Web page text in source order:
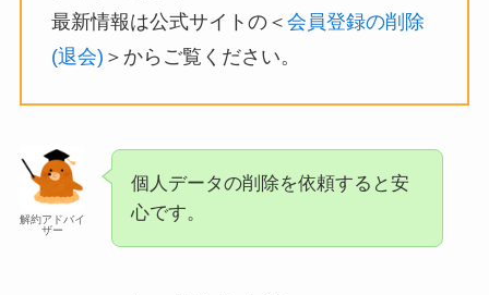
最新情報は公式サイトの＜ 会員登録の削除
(退会) ＞からご覧ください。
解約アドバイ
ザー
個人データの削除を依頼すると安
心です。